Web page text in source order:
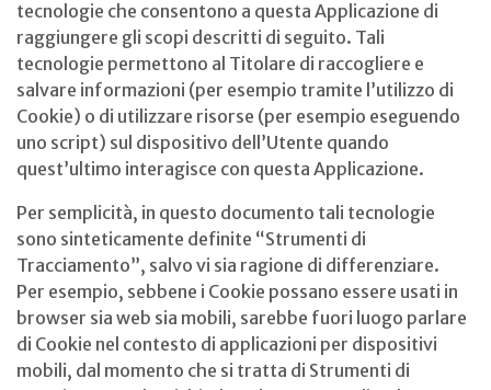
tecnologie che consentono a questa Applicazione di
raggiungere gli scopi descritti di seguito. Tali
tecnologie permettono al Titolare di raccogliere e
salvare informazioni (per esempio tramite l’utilizzo di
Cookie) o di utilizzare risorse (per esempio eseguendo
uno script) sul dispositivo dell’Utente quando
quest’ultimo interagisce con questa Applicazione.
Per semplicità, in questo documento tali tecnologie
sono sinteticamente definite “Strumenti di
Tracciamento”, salvo vi sia ragione di differenziare.
Per esempio, sebbene i Cookie possano essere usati in
browser sia web sia mobili, sarebbe fuori luogo parlare
di Cookie nel contesto di applicazioni per dispositivi
mobili, dal momento che si tratta di Strumenti di